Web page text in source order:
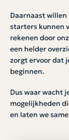
Daarnaast willen
starters kunnen
rekenen door
een helder
zorgt ervoor dat
beginnen.
Dus waar wacht
mogelijkheden
en laten we